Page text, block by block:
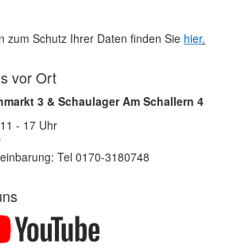
zum Schutz Ihrer Daten finden Sie hier.
vor Ort
3 & Schaulager Am Schallern 4
- 17 Uhr
Tel 0170-3180748